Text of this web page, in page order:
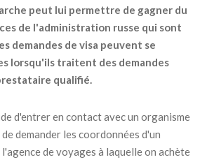
peut lui permettre de gagner du
de l'administration russe qui sont
demandes de visa peuvent se
lorsqu'ils traitent des demandes
qualifié.
d'entrer en contact avec un organisme
demander les coordonnées d'un
de voyages à laquelle on achète